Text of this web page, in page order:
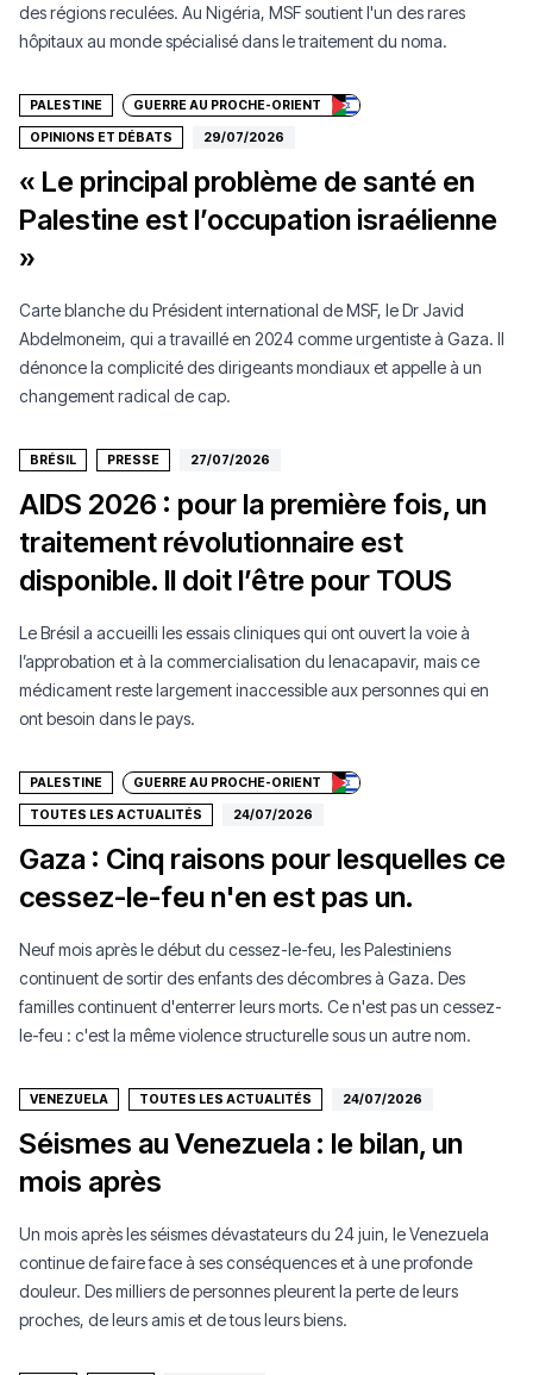
des régions reculées. Au Nigéria, MSF soutient l'un des rares
hôpitaux au monde spécialisé dans le traitement du noma.
Faire un don
PALESTINE GUERRE AU PROCHE-ORIENT
OPINIONS ET DÉBATS 29/07/2026
« Le principal problème de santé en
Palestine est l’occupation israélienne
»
Carte blanche du Président international de MSF, le Dr Javid
Abdelmoneim, qui a travaillé en 2024 comme urgentiste à Gaza. Il
dénonce la complicité des dirigeants mondiaux et appelle à un
changement radical de cap.
BRÉSIL PRESSE 27/07/2026
AIDS 2026 : pour la première fois, un
traitement révolutionnaire est
disponible. Il doit l’être pour TOUS
Le Brésil a accueilli les essais cliniques qui ont ouvert la voie à
l’approbation et à la commercialisation du lenacapavir, mais ce
médicament reste largement inaccessible aux personnes qui en
ont besoin dans le pays.
Faire un don
PALESTINE GUERRE AU PROCHE-ORIENT
TOUTES LES ACTUALITÉS 24/07/2026
Gaza : Cinq raisons pour lesquelles ce
cessez-le-feu n'en est pas un.
Neuf mois après le début du cessez-le-feu, les Palestiniens
continuent de sortir des enfants des décombres à Gaza. Des
familles continuent d'enterrer leurs morts. Ce n'est pas un cessez-
le-feu : c'est la même violence structurelle sous un autre nom.
VENEZUELA TOUTES LES ACTUALITÉS 24/07/2026
Séismes au Venezuela : le bilan, un
mois après
Un mois après les séismes dévastateurs du 24 juin, le Venezuela
continue de faire face à ses conséquences et à une profonde
douleur. Des milliers de personnes pleurent la perte de leurs
proches, de leurs amis et de tous leurs biens.